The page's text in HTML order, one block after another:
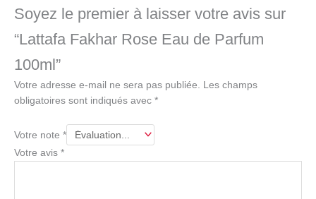
Soyez le premier à laisser votre avis sur
“Lattafa Fakhar Rose Eau de Parfum
100ml”
Votre adresse e-mail ne sera pas publiée.
Les champs
obligatoires sont indiqués avec *
Votre note *
Votre avis *